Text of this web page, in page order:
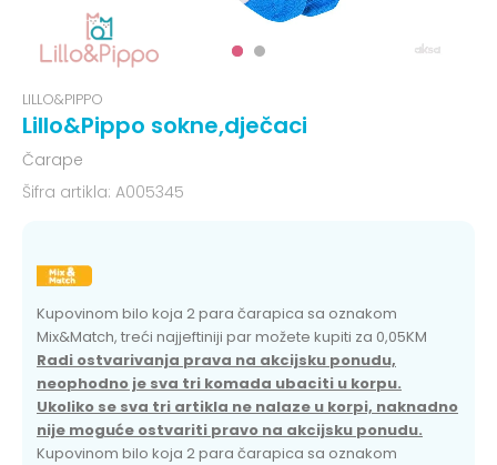
LILLO&PIPPO
Lillo&Pippo sokne,dječaci
Čarape
Šifra artikla: A005345
Kupovinom bilo koja 2 para čarapica sa oznakom
Mix&Match, treći najjeftiniji par možete kupiti za 0,05KM
Radi ostvarivanja prava na akcijsku ponudu,
neophodno je sva tri komada ubaciti u korpu.
Ukoliko se sva tri artikla ne nalaze u korpi, naknadno
nije moguće ostvariti pravo na akcijsku ponudu.
Kupovinom bilo koja 2 para čarapica sa oznakom